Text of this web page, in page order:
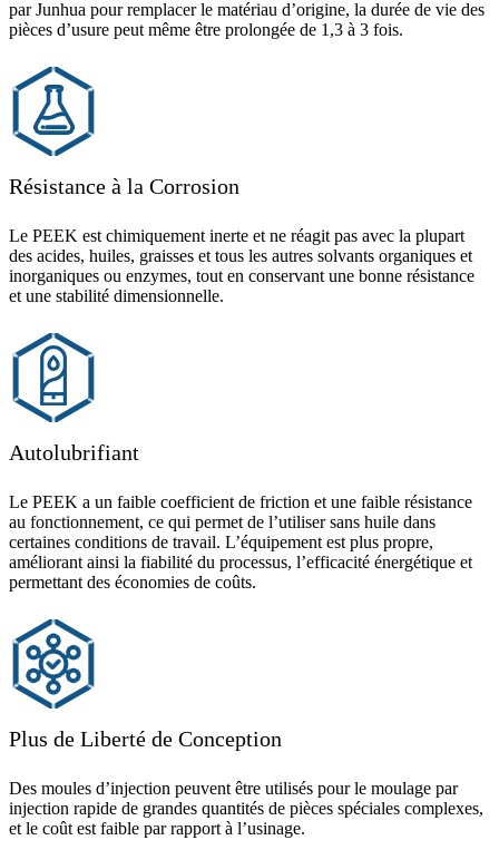
par Junhua pour remplacer le matériau d’origine, la durée de vie des
pièces d’usure peut même être prolongée de 1,3 à 3 fois.
Résistance à la Corrosion
Le PEEK est chimiquement inerte et ne réagit pas avec la plupart
des acides, huiles, graisses et tous les autres solvants organiques et
inorganiques ou enzymes, tout en conservant une bonne résistance
et une stabilité dimensionnelle.
Autolubrifiant
Le PEEK a un faible coefficient de friction et une faible résistance
au fonctionnement, ce qui permet de l’utiliser sans huile dans
certaines conditions de travail. L’équipement est plus propre,
améliorant ainsi la fiabilité du processus, l’efficacité énergétique et
permettant des économies de coûts.
Plus de Liberté de Conception
Des moules d’injection peuvent être utilisés pour le moulage par
injection rapide de grandes quantités de pièces spéciales complexes,
et le coût est faible par rapport à l’usinage.